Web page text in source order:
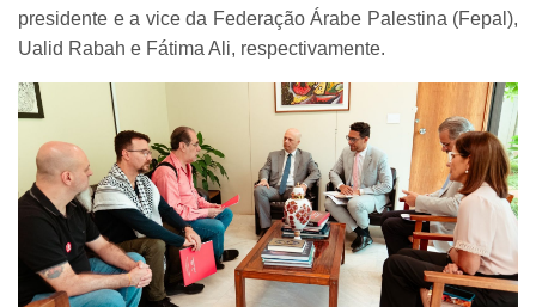
presidente e a vice da Federação Árabe Palestina (Fepal),
Ualid Rabah e Fátima Ali, respectivamente.